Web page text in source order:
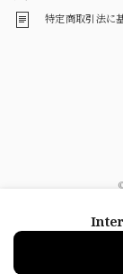
特定商取引法に